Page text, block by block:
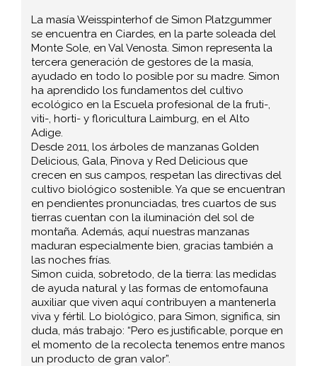
La masía Weisspinterhof de Simon Platzgummer
se encuentra en Ciardes, en la parte soleada del
Monte Sole, en Val Venosta. Simon representa la
tercera generación de gestores de la masía,
ayudado en todo lo posible por su madre. Simon
ha aprendido los fundamentos del cultivo
ecológico en la Escuela profesional de la fruti-,
viti-, horti- y floricultura Laimburg, en el Alto
Adige.
Desde 2011, los árboles de manzanas Golden
Delicious, Gala, Pinova y Red Delicious que
crecen en sus campos, respetan las directivas del
cultivo biológico sostenible. Ya que se encuentran
en pendientes pronunciadas, tres cuartos de sus
tierras cuentan con la iluminación del sol de
montaña. Además, aquí nuestras manzanas
maduran especialmente bien, gracias también a
las noches frías.
Simon cuida, sobretodo, de la tierra: las medidas
de ayuda natural y las formas de entomofauna
auxiliar que viven aquí contribuyen a mantenerla
viva y fértil. Lo biológico, para Simon, significa, sin
duda, más trabajo: “Pero es justificable, porque en
el momento de la recolecta tenemos entre manos
un producto de gran valor”.